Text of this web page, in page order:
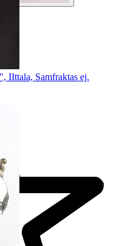
IIttala, Samfraktas ej.